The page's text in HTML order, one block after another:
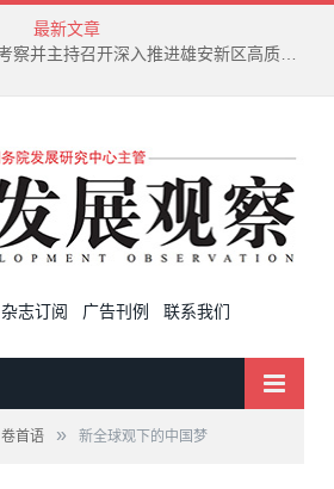
最新文章
习近平在河北雄安新区考察并主持召开深入推进雄安新区高质量建设和发展座谈会
杂志订阅 广告刊例 联系我们
卷首语 » 新全球观下的中国梦